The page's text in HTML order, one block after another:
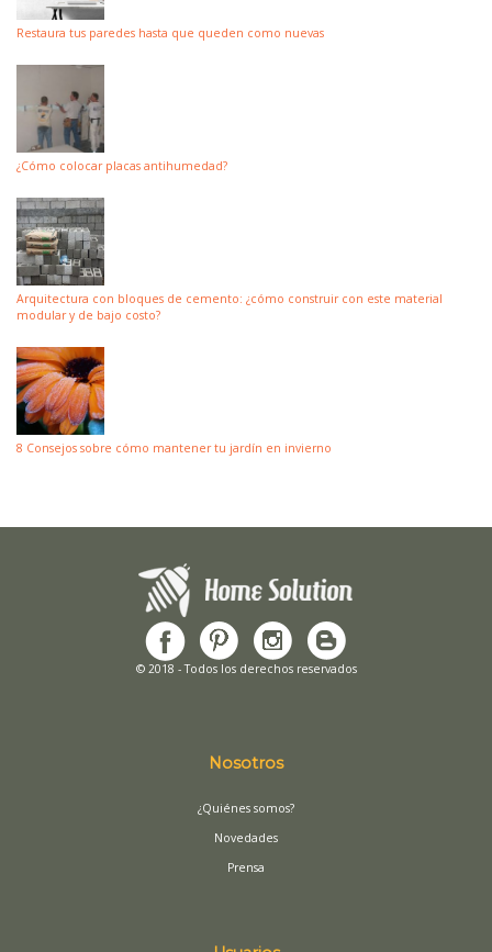
Restaura tus paredes hasta que queden como nuevas
¿Cómo colocar placas antihumedad?
Arquitectura con bloques de cemento: ¿cómo construir con este material
modular y de bajo costo?
8 Consejos sobre cómo mantener tu jardín en invierno
© 2018 - Todos los derechos reservados
Nosotros
¿Quiénes somos?
Novedades
Prensa